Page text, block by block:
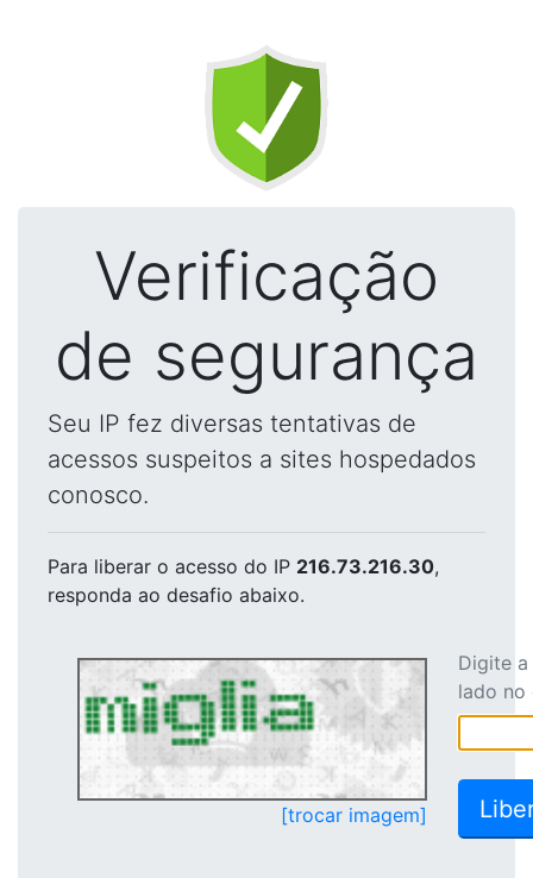
Verificação
de segurança
Seu IP fez diversas tentativas de
acessos suspeitos a sites hospedados
conosco.
Para liberar o acesso do IP 216.73.216.30,
responda ao desafio abaixo.
[trocar imagem]
Digite
lado no